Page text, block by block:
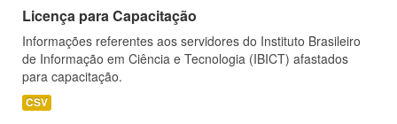
Licença para Capacitação
Informações referentes aos servidores do Instituto Brasileiro
de Informação em Ciência e Tecnologia (IBICT) afastados
para capacitação.
CSV